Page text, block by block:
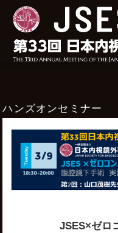
ハンズオンセミナー
JSES×ゼロ